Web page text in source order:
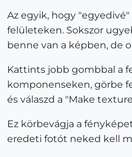
Az egyik, hogy
felületeken. Sokszor
benne van a képben, de
Kattints jobb gombbal a
komponenseken, görbe
és válaszd a "Make
Ez körbevágja a
eredeti fotót neked kell